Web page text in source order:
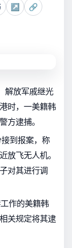
↗ 🔗
解放军戚继光
时，一美籍韩
方逮捕。
到报案，称
放飞无人机。
对其进行调
作的美籍韩
关规定将其逮